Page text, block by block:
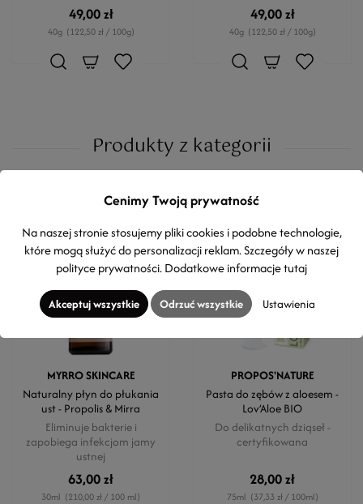
49,00 zł
40g (122,50 zł / 100g)
49,00 zł
40g (122,50 zł / 100g)
Produkty z kategorii
MYRRO SKINCARE
Naturalny płyn do płukania
ust - Propolis & Mirra
Eliminuje bakterie i
zapobiega infekcjom jamy
ustnej
63,00 zł
30ml (210,00 zł / 100 ml)
PROPOS'NATURE
Pasta do zębów z aloesem -
Lov’Aloe BIO
Do delikatnych dziąseł -
certyfikowana
28,00 zł
75ml (37,33 zł / 100ml)
Cenimy Twoją prywatność
Na naszej stronie stosujemy pliki cookies i podobne technologie,
które mogą służyć do personalizacji reklam. Szczegóły w naszej
polityce prywatności. Dodatkowe informacjetutaj
Akceptuj wszystkie Odrzuć wszystkie Ustawienia